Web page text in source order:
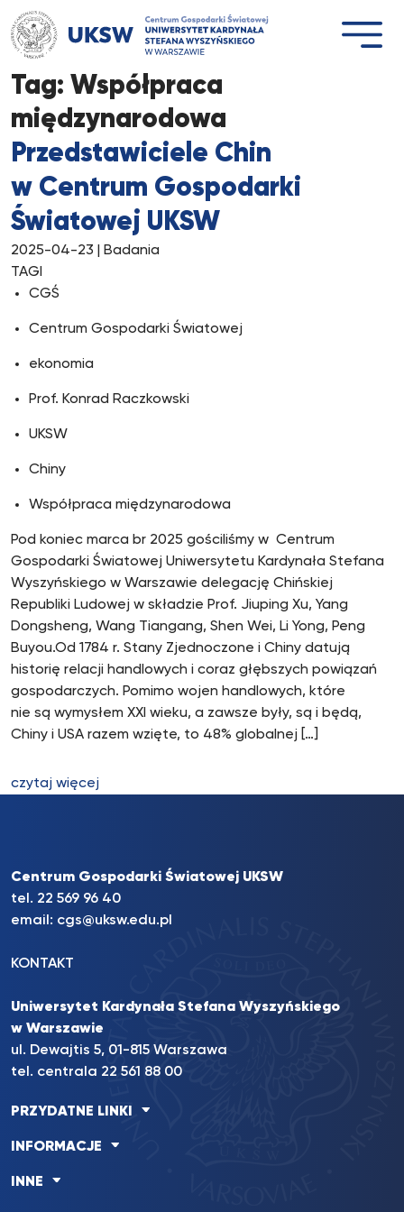
Przejdź
do
treści
Tag: Współpraca
międzynarodowa
Przedstawiciele Chin
w Centrum Gospodarki
Światowej UKSW
2025-04-23 | Badania
TAGI
CGŚ
Centrum Gospodarki Światowej
ekonomia
Prof. Konrad Raczkowski
UKSW
Chiny
Współpraca międzynarodowa
Pod koniec marca br 2025 gościliśmy w Centrum
Gospodarki Światowej Uniwersytetu Kardynała Stefana
Wyszyńskiego w Warszawie delegację Chińskiej
Republiki Ludowej w składzie Prof. Jiuping Xu, Yang
Dongsheng, Wang Tiangang, Shen Wei, Li Yong, Peng
Buyou.Od 1784 r. Stany Zjednoczone i Chiny datują
historię relacji handlowych i coraz głębszych powiązań
gospodarczych. Pomimo wojen handlowych, które
nie są wymysłem XXI wieku, a zawsze były, są i będą,
Chiny i USA razem wzięte, to 48% globalnej […]
czytaj więcej
Centrum Gospodarki Światowej UKSW
tel. 22 569 96 40
email: cgs@uksw.edu.pl
KONTAKT
Uniwersytet Kardynała Stefana Wyszyńskiego
w Warszawie
ul. Dewajtis 5, 01-815 Warszawa
tel. centrala 22 561 88 00
PRZYDATNE LINKI
INFORMACJE
INNE